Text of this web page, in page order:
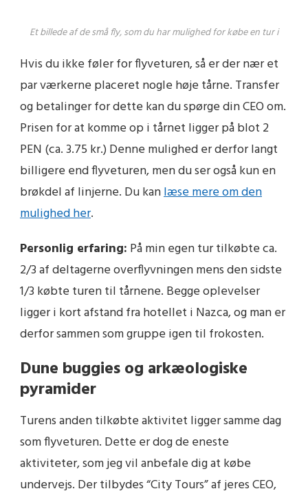
Et billede af de små fly, som du har mulighed for købe en tur i
Hvis du ikke føler for flyveturen, så er der nær et
par værkerne placeret nogle høje tårne. Transfer
og betalinger for dette kan du spørge din CEO om.
Prisen for at komme op i tårnet ligger på blot 2
PEN (ca. 3.75 kr.) Denne mulighed er derfor langt
billigere end flyveturen, men du ser også kun en
brøkdel af linjerne. Du kanlæse mere om den
mulighed her.
Personlig erfaring: På min egen tur tilkøbte ca.
2/3 af deltagerne overflyvningen mens den sidste
1/3 købte turen til tårnene. Begge oplevelser
ligger i kort afstand fra hotellet i Nazca, og man er
derfor sammen som gruppe igen til frokosten.
Dune buggies og arkæologiske
pyramider
Turens anden tilkøbte aktivitet ligger samme dag
som flyveturen. Dette er dog de eneste
aktiviteter, som jeg vil anbefale dig at købe
undervejs. Der tilbydes “City Tours” af jeres CEO,